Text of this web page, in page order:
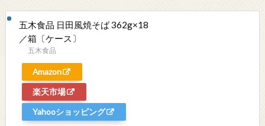
五木食品 日田風焼そば 362g×18
／箱〔ケース〕
五木食品
Amazon
楽天市場
Yahooショッピング